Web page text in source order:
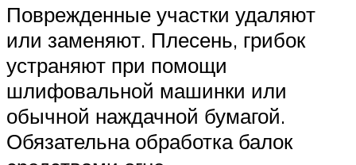
Поврежденные участки удаляют
или заменяют. Плесень, грибок
устраняют при помощи
шлифовальной машинки или
обычной наждачной бумагой.
Обязательна обработка балок